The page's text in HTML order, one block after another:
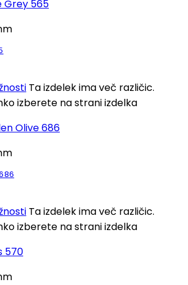
Ta izdelek ima več različic.
izberete na strani izdelka
Ta izdelek ima več različic.
izberete na strani izdelka